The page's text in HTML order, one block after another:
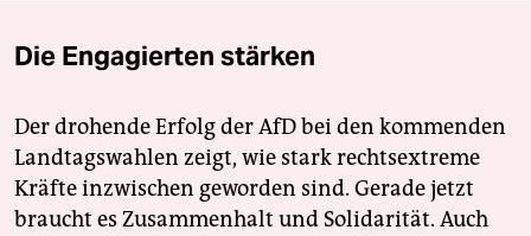
Die Engagierten stärken
Der drohende Erfolg der AfD bei den kommenden
Landtagswahlen zeigt, wie stark rechtsextreme
Kräfte inzwischen geworden sind. Gerade jetzt
braucht es Zusammenhalt und Solidarität. Auch